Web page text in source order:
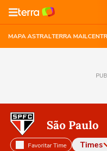
MAPA ASTRALTERRA MAIL
São Paulo
Favoritar Time Times